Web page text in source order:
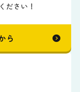
ださい！
ら